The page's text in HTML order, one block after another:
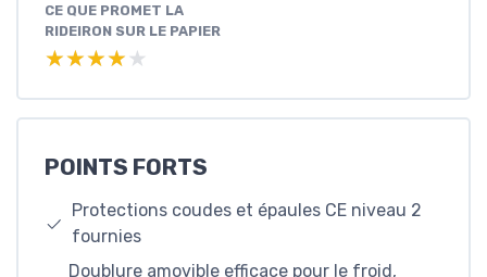
CE QUE PROMET LA
RIDEIRON SUR LE PAPIER
★★★★★
★★★★★
POINTS FORTS
Protections coudes et épaules CE niveau 2
fournies
Doublure amovible efficace pour le froid,